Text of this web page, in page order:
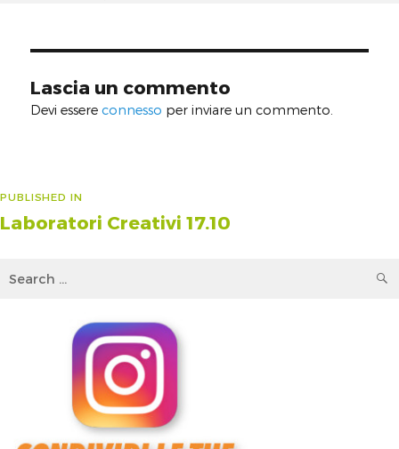
Lascia un commento
Devi essereconnesso per inviare un commento.
Navigazione
articoli
PUBLISHED IN
Laboratori Creativi 17.10